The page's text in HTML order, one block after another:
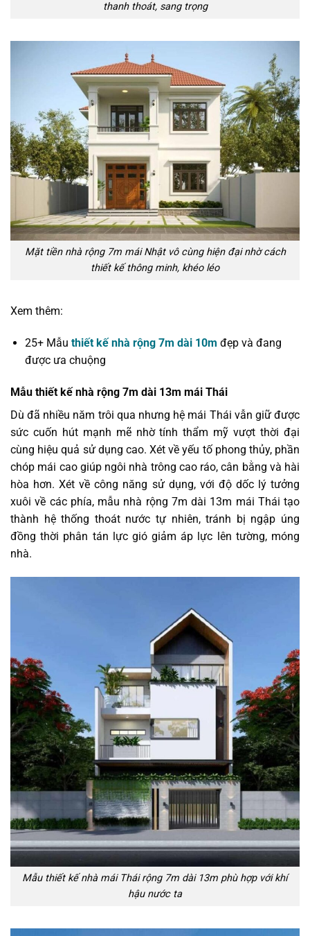
thanh thoát, sang trọng
Mặt tiền nhà rộng 7m mái Nhật vô cùng hiện đại nhờ cách
thiết kế thông minh, khéo léo
Xem thêm:
25+ Mẫu thiết kế nhà rộng 7m dài 10m đẹp và đang
được ưa chuộng
Mẫu thiết kế nhà rộng 7m dài 13m mái Thái
Dù đã nhiều năm trôi qua nhưng hệ mái Thái vẫn giữ được
sức cuốn hút mạnh mẽ nhờ tính thẩm mỹ vượt thời đại
cùng hiệu quả sử dụng cao. Xét về yếu tố phong thủy, phần
chóp mái cao giúp ngôi nhà trông cao ráo, cân bằng và hài
hòa hơn. Xét về công năng sử dụng, với độ dốc lý tưởng
xuôi về các phía, mẫu nhà rộng 7m dài 13m mái Thái tạo
thành hệ thống thoát nước tự nhiên, tránh bị ngập úng
đồng thời phân tán lực gió giảm áp lực lên tường, móng
nhà.
Mẫu thiết kế nhà mái Thái rộng 7m dài 13m phù hợp với khí
hậu nước ta